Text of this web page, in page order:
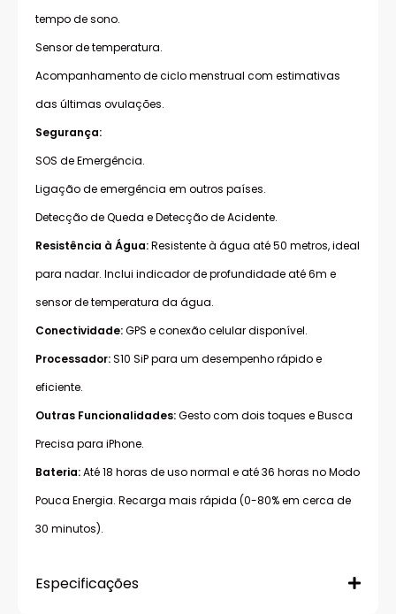
tempo de sono.
Sensor de temperatura.
Acompanhamento de ciclo menstrual com estimativas
das últimas ovulações.
Segurança:
SOS de Emergência.
Ligação de emergência em outros países.
Detecção de Queda e Detecção de Acidente.
Resistência à Água:Resistente à água até 50 metros, ideal
para nadar. Inclui indicador de profundidade até 6m e
sensor de temperatura da água.
Conectividade:GPS e conexão celular disponível.
Processador:S10 SiP para um desempenho rápido e
eficiente.
Outras Funcionalidades:Gesto com dois toques e Busca
Precisa para iPhone.
Bateria:Até 18 horas de uso normal e até 36 horas no Modo
Pouca Energia. Recarga mais rápida (0-80% em cerca de
30 minutos).
Especificações